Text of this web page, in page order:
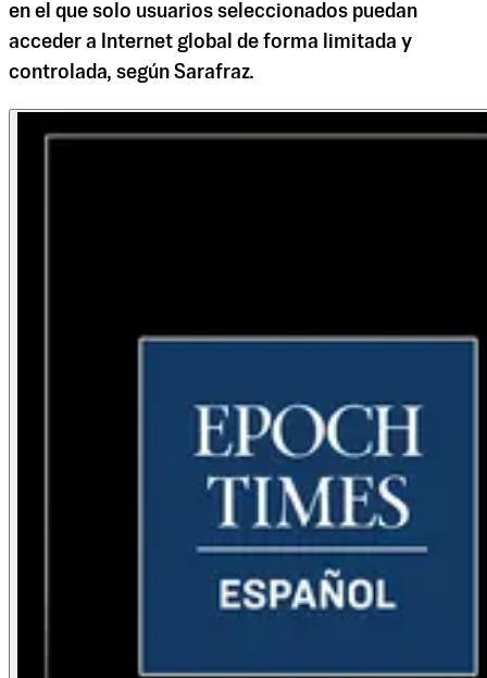
en el que solo usuarios seleccionados puedan
acceder a Internet global de forma limitada y
controlada, según Sarafraz.